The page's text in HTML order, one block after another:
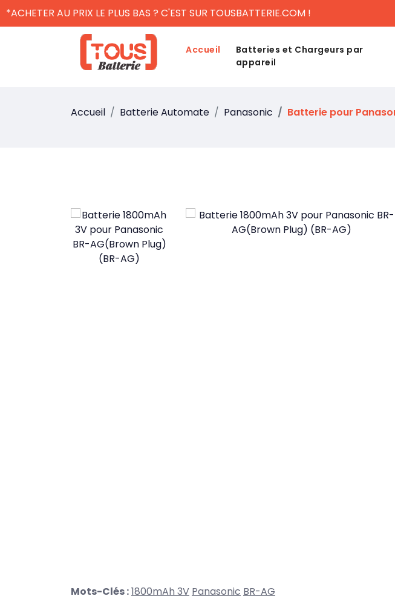
*ACHETER AU PRIX LE PLUS BAS ? C'EST SUR TOUSBATTERIE.COM !
Accueil
Batteries et Chargeurs par
appareil
Accueil Batterie Automate Panasonic Batterie pour
Mots-Clés :1800mAh 3V Panasonic BR-AG